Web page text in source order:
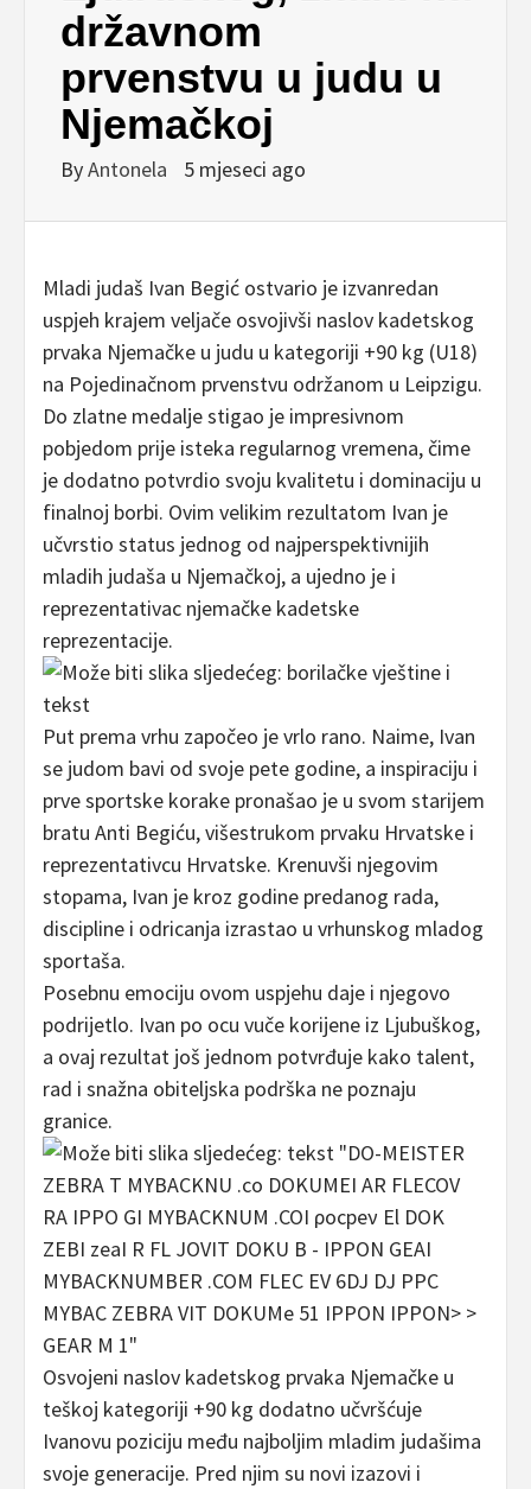
državnom
prvenstvu u judu u
Njemačkoj
ByAntonela 5 mjeseci ago
Mladi judaš Ivan Begić ostvario je izvanredan
uspjeh krajem veljače osvojivši naslov kadetskog
prvaka Njemačke u judu u kategoriji +90 kg (U18)
na Pojedinačnom prvenstvu održanom u Leipzigu.
Do zlatne medalje stigao je impresivnom
pobjedom prije isteka regularnog vremena, čime
je dodatno potvrdio svoju kvalitetu i dominaciju u
finalnoj borbi. Ovim velikim rezultatom Ivan je
učvrstio status jednog od najperspektivnijih
mladih judaša u Njemačkoj, a ujedno je i
reprezentativac njemačke kadetske
reprezentacije.
Put prema vrhu započeo je vrlo rano. Naime, Ivan
se judom bavi od svoje pete godine, a inspiraciju i
prve sportske korake pronašao je u svom starijem
bratu Anti Begiću, višestrukom prvaku Hrvatske i
reprezentativcu Hrvatske. Krenuvši njegovim
stopama, Ivan je kroz godine predanog rada,
discipline i odricanja izrastao u vrhunskog mladog
sportaša.
Posebnu emociju ovom uspjehu daje i njegovo
podrijetlo. Ivan po ocu vuče korijene iz Ljubuškog,
a ovaj rezultat još jednom potvrđuje kako talent,
rad i snažna obiteljska podrška ne poznaju
granice.
Osvojeni naslov kadetskog prvaka Njemačke u
teškoj kategoriji +90 kg dodatno učvršćuje
Ivanovu poziciju među najboljim mladim judašima
svoje generacije. Pred njim su novi izazovi i